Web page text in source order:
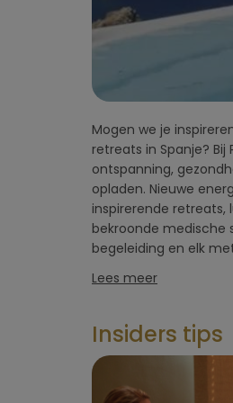
Mogen we je
retreats in Spanje?
ontspanning,
opladen. Nieuwe
inspirerende retreats,
bekroonde medische
begeleiding en elk
grote aanbod in
zoals sport, yoga,
stressreductie,
klimaat, mediterraans
lange kustlijn
Lees meer
Insiders tips
Hotelfaciliteiten
Sportfaciliteiten
Restaurant &
Wellness & spa